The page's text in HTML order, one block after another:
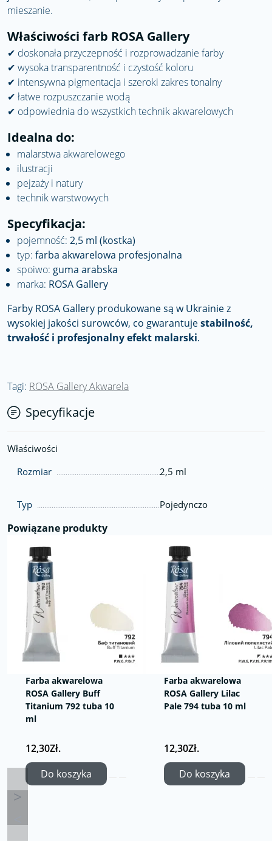
mieszanie.
Właściwości farb ROSA Gallery
✔ doskonała przyczepność i rozprowadzanie farby
✔ wysoka transparentność i czystość koloru
✔ intensywna pigmentacja i szeroki zakres tonalny
✔ łatwe rozpuszczanie wodą
✔ odpowiednia do wszystkich technik akwarelowych
Idealna do:
malarstwa akwarelowego
ilustracji
pejzaży i natury
technik warstwowych
Specyfikacja:
pojemność: 2,5 ml (kostka)
typ: farba akwarelowa profesjonalna
spoiwo: guma arabska
marka: ROSA Gallery
Farby ROSA Gallery produkowane są w Ukrainie z
wysokiej jakości surowców, co gwarantujestabilność,
trwałość i profesjonalny efekt malarski.
Tagi: ROSA Gallery Akwarela
Specyfikacje
Właściwości
Rozmiar
2,5 ml
Typ Pojedynczo
Powiązane produkty
Farba akwarelowa
ROSA Gallery Buff
Titanium 792 tuba 10
ml
12,30Zł.
Do koszyka
Farba akwarelowa
ROSA Gallery Lilac
Pale 794 tuba 10 ml
12,30Zł.
Do koszyka